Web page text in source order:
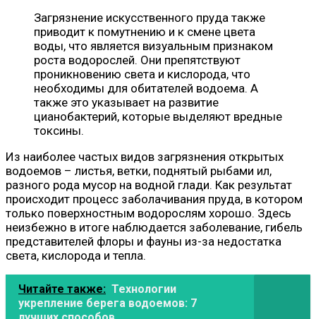
Загрязнение искусственного пруда также
приводит к помутнению и к смене цвета
воды, что является визуальным признаком
роста водорослей. Они препятствуют
проникновению света и кислорода, что
необходимы для обитателей водоема. А
также это указывает на развитие
цианобактерий, которые выделяют вредные
токсины.
Из наиболее частых видов загрязнения открытых
водоемов – листья, ветки, поднятый рыбами ил,
разного рода мусор на водной глади. Как результат
происходит процесс заболачивания пруда, в котором
только поверхностным водорослям хорошо. Здесь
неизбежно в итоге наблюдается заболевание, гибель
представителей флоры и фауны из-за недостатка
света, кислорода и тепла.
Читайте также: Технологии
укрепление берега водоемов: 7